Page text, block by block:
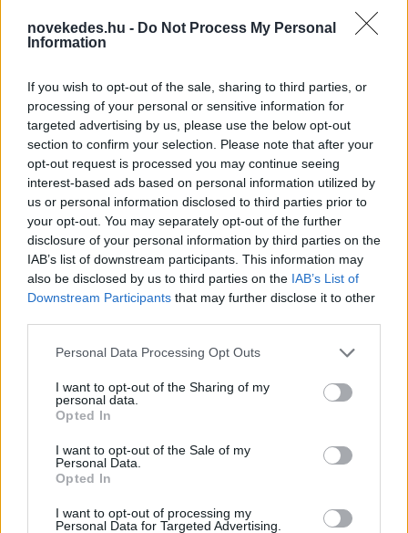
novekedes.hu - Do Not Process My Personal
Information
If you wish to opt-out of the sale, sharing to third parties, or
processing of your personal or sensitive information for
targeted advertising by us, please use the below opt-out
section to confirm your selection. Please note that after your
opt-out request is processed you may continue seeing
interest-based ads based on personal information utilized by
us or personal information disclosed to third parties prior to
your opt-out. You may separately opt-out of the further
disclosure of your personal information by third parties on the
IAB’s list of downstream participants. This information may
also be disclosed by us to third parties on the IAB’s List of
Downstream Participants that may further disclose it to other
Please note that this website/app uses one or more Google
not limited to your visit or usage behaviour. You may click to
grant or deny consent to Google and its third-party tags to
use your data for below specified purposes in below Google
consent section.
Personal Data Processing Opt Outs
I want to opt-out of the Sharing of my
personal data.
Opted In
I want to opt-out of the Sale of my
Personal Data.
Opted In
I want to opt-out of processing my
Personal Data for Targeted Advertising.
FRISS HÍREK
Románia már a frontra szállít? Súlyos
vádakkal rukkoltak elő az oroszok
7 perce
Emelkedett a Duna vízszintje Budapestnél, de
HÍREK 30 perce